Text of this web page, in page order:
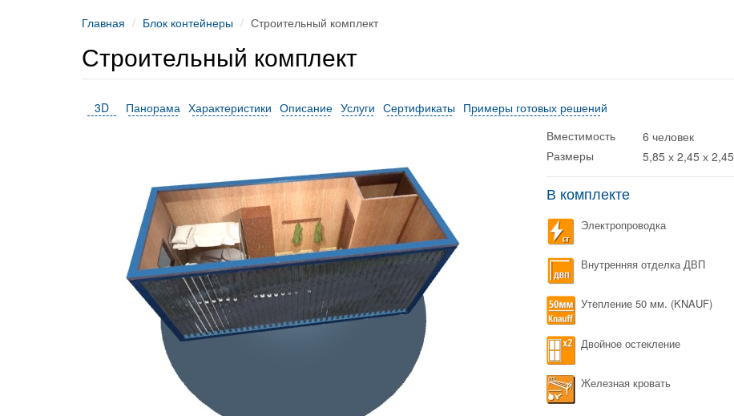
Главная Блок контейнеры Строительный комплект
Строительный комплект
3D Панорама Характеристики Описание Услуги Сертификаты Примеры готовых решений
Вместимость 6 человек
Размеры 5,85 х 2,45 х 2,45
В комплекте
Электропроводка
Внутренняя отделка ДВП
Утепление 50 мм. (KNAUF)
Двойное остекление
Железная кровать